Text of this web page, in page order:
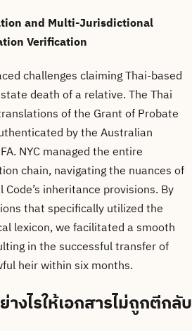
and Multi-Jurisdictional
Verification
challenges claiming Thai-based
death of a relative. The Thai
of the Grant of Probate
by the Australian
NYC managed the entire
chain, navigating the nuances of
inheritance provisions. By
that specifically utilized the
lexicon, we facilitated a smooth
in the successful transfer of
heir within six months.
งไรให้เอกสารไม่ถูกตีกลับ